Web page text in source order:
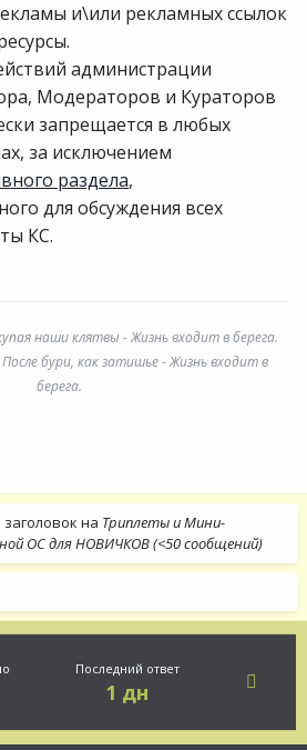
и\или рекламных ссылок
администрации
Модераторов и Кураторов
запрещается в любых
за исключением
раздела,
для обсуждения всех
КС.
наши клятвы - Жизнь входит в берега.
бури, как затишье - Жизнь входит в
берега.
на Триплеты и Мини-
ОС для НОВИЧКОВ (<50 сообщений)
Последний ответ
1 дн